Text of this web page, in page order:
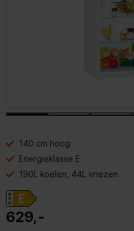
140 cm hoog
Energieklasse E
190L koelen, 44L vriezen
629,-